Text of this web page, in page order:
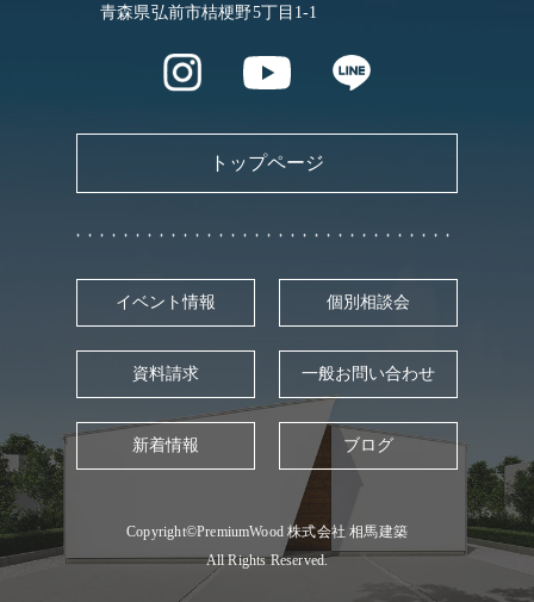
青森県弘前市桔梗野5丁目1-1
トップページ
イベント情報 個別相談会
資料請求 一般お問い合わせ
新着情報 ブログ
Copyright©PremiumWood 株式会社 相馬建築
All Rights Reserved.